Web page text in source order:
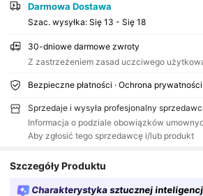
Darmowa Dostawa
Szac. wysyłka: Się 13 - Się 18
30-dniowe darmowe zwroty
Z zastrzeżeniem zasad uczciwego
Bezpieczne płatności · Ochrona prywatności
Sprzedaje i wysyła profesjonalny
Informacja o podziale obowiązków
Aby zgłosić tego sprzedawcę i/lub produkt
Szczegóły Produktu
Charakterystyka sztucznej